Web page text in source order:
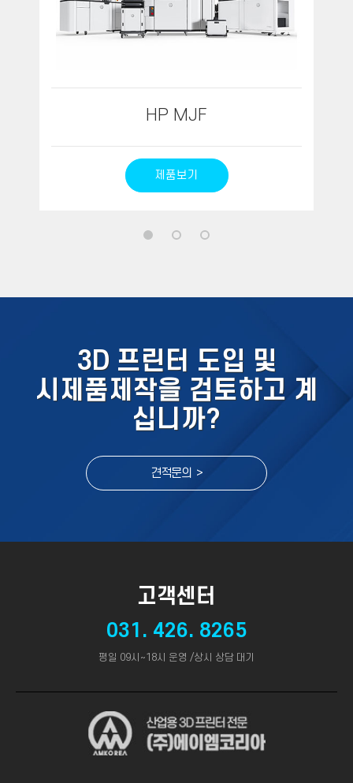
HP MJF
제품보기
3D 프린터 도입 및
시제품제작을 검토하고 계
십니까?
견적문의 >
고객센터
031. 426. 8265
평일 09시~18시 운영 /상시 상담 대기